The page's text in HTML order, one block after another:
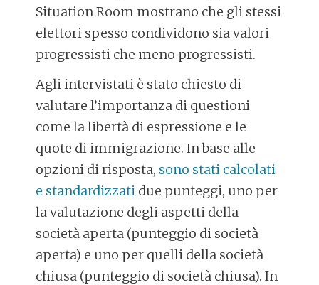
Situation Room mostrano che gli stessi
elettori spesso condividono sia valori
progressisti che meno progressisti.
Agli intervistati è stato chiesto di
valutare l’importanza di questioni
come la libertà di espressione e le
quote di immigrazione. In base alle
opzioni di risposta, sono stati calcolati
e standardizzati due punteggi, uno per
la valutazione degli aspetti della
società aperta (punteggio di società
aperta) e uno per quelli della società
chiusa (punteggio di società chiusa). In